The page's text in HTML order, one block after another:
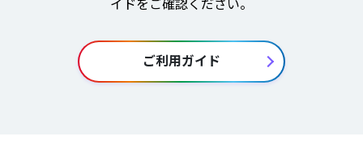
イドをご確認ください。
ご利用ガイド